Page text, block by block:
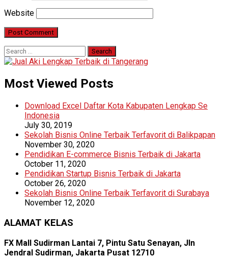
Website
Search
for:
Most Viewed Posts
Download Excel Daftar Kota Kabupaten Lengkap Se
Indonesia
July 30, 2019
Sekolah Bisnis Online Terbaik Terfavorit di Balikpapan
November 30, 2020
Pendidikan E-commerce Bisnis Terbaik di Jakarta
October 11, 2020
Pendidikan Startup Bisnis Terbaik di Jakarta
October 26, 2020
Sekolah Bisnis Online Terbaik Terfavorit di Surabaya
November 12, 2020
ALAMAT KELAS
FX Mall Sudirman Lantai 7, Pintu Satu Senayan, Jln
Jendral Sudirman, Jakarta Pusat 12710